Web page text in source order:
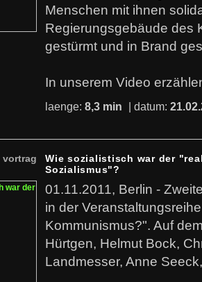
Menschen mit ihnen
Regierungsgebäude des
gestürmt und in Brand
In unserem Video
laenge: 8,3 min | datum:
vortrag
Wie sozialistisch war der
Sozialismus"?
01.11.2011, Berlin -
in der
Kommunismus?". Auf
Hürtgen, Helmut Bock,
Landmesser, Anne